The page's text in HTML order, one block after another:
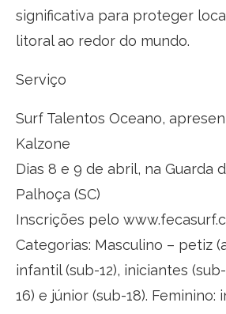
significativa para proteger
litoral ao redor do mundo.
Serviço
Surf Talentos Oceano,
Kalzone
Dias 8 e 9 de abril, na Guarda
Palhoça (SC)
Inscrições pelo
Categorias: Masculino – petiz
infantil (sub-12), iniciantes
16) e júnior (sub-18). Feminino: